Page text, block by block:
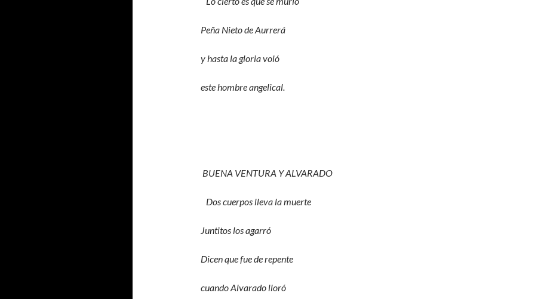
Peña Nieto de Aurrerá
y hasta la gloria voló
este hombre angelical.
BUENA VENTURA Y ALVARADO
Dos cuerpos lleva la muerte
Juntitos los agarró
Dicen que fue de repente
cuando Alvarado lloró